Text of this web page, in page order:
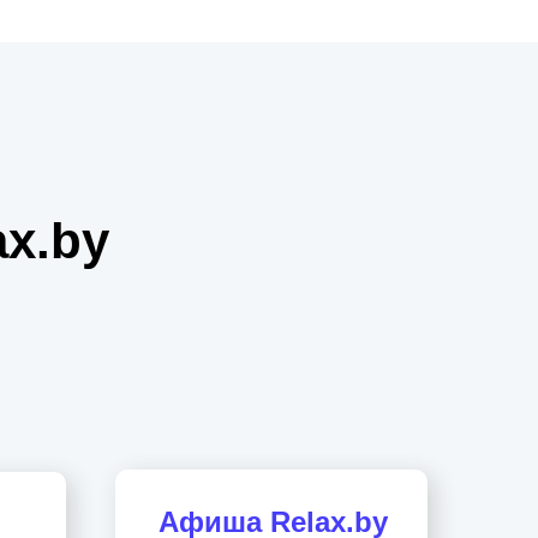
Афиша Relax.by